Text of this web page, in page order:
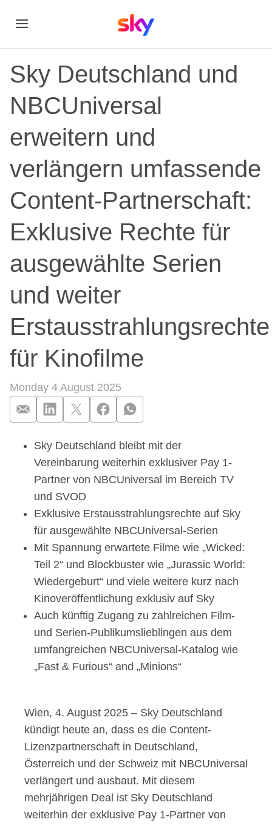
Sky Deutschland und
NBCUniversal
erweitern und
verlängern umfassende
Content-Partnerschaft:
Exklusive Rechte für
ausgewählte Serien
und weiter
Erstausstrahlungsrechte
für Kinofilme
Monday 4 August 2025
Sky Deutschland
Sky Deutschland bleibt mit der
Vereinbarung weiterhin exklusiver Pay 1-
Partner von NBCUniversal im Bereich TV
und SVOD
Exklusive Erstausstrahlungsrechte auf Sky
für ausgewählte NBCUniversal-Serien
Mit Spannung erwartete Filme wie „Wicked:
Teil 2“ und Blockbuster wie „Jurassic World:
Wiedergeburt“ und viele weitere kurz nach
Kinoveröffentlichung exklusiv auf Sky
Auch künftig Zugang zu zahlreichen Film-
und Serien-Publikumslieblingen aus dem
umfangreichen NBCUniversal-Katalog wie
„Fast & Furious“ and „Minions“
Wien, 4. August 2025 – Sky Deutschland
kündigt heute an, dass es die Content-
Lizenzpartnerschaft in Deutschland,
Österreich und der Schweiz mit NBCUniversal
verlängert und ausbaut. Mit diesem
mehrjährigen Deal ist Sky Deutschland
weiterhin der exklusive Pay 1-Partner von